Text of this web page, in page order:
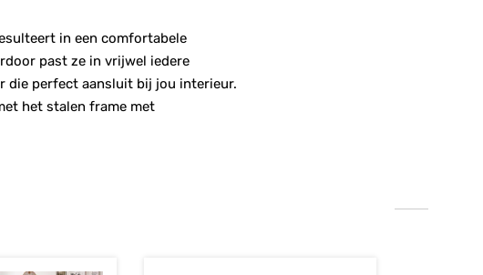
in een comfortabele
past ze in vrijwel iedere
die perfect aansluit bij jou interieur.
het stalen frame met